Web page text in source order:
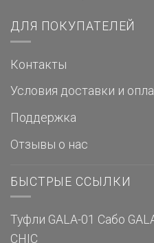
ДЛЯ ПОКУПАТЕЛЕЙ
Контакты
Условия доставки и
Поддержка
Отзывы о нас
БЫСТРЫЕ ССЫЛКИ
Туфли GALA-01 Сабо
CHIC